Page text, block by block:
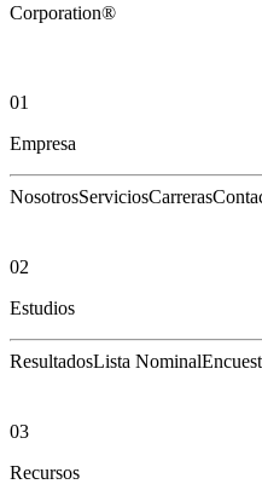
Corporation®
01
Empresa
NosotrosServiciosCarreras
02
Estudios
ResultadosLista Nominal
03
Recursos